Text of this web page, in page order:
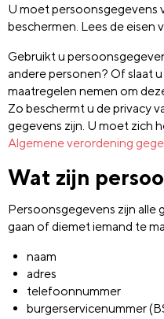
U moet persoonsgegevens
beschermen. Lees de eisen
Gebruikt u
andere personen? Of slaat
maatregelen nemen om
Zo beschermt u de privacy
gegevens zijn. U moet zich
Algemene verordening
Wat zijn
Persoonsgegevens zijn alle
gaan of diemet iemand te
naam
adres
telefoonnummer
burgerservicenummer